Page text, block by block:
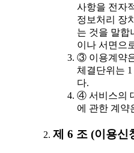
사항을 전자
정보처리 장
는 것을 말합
이나 서면으
③ 이용계약
체결단위는
다.
④ 서비스의
에 관한 계약
제 6 조 (이용신